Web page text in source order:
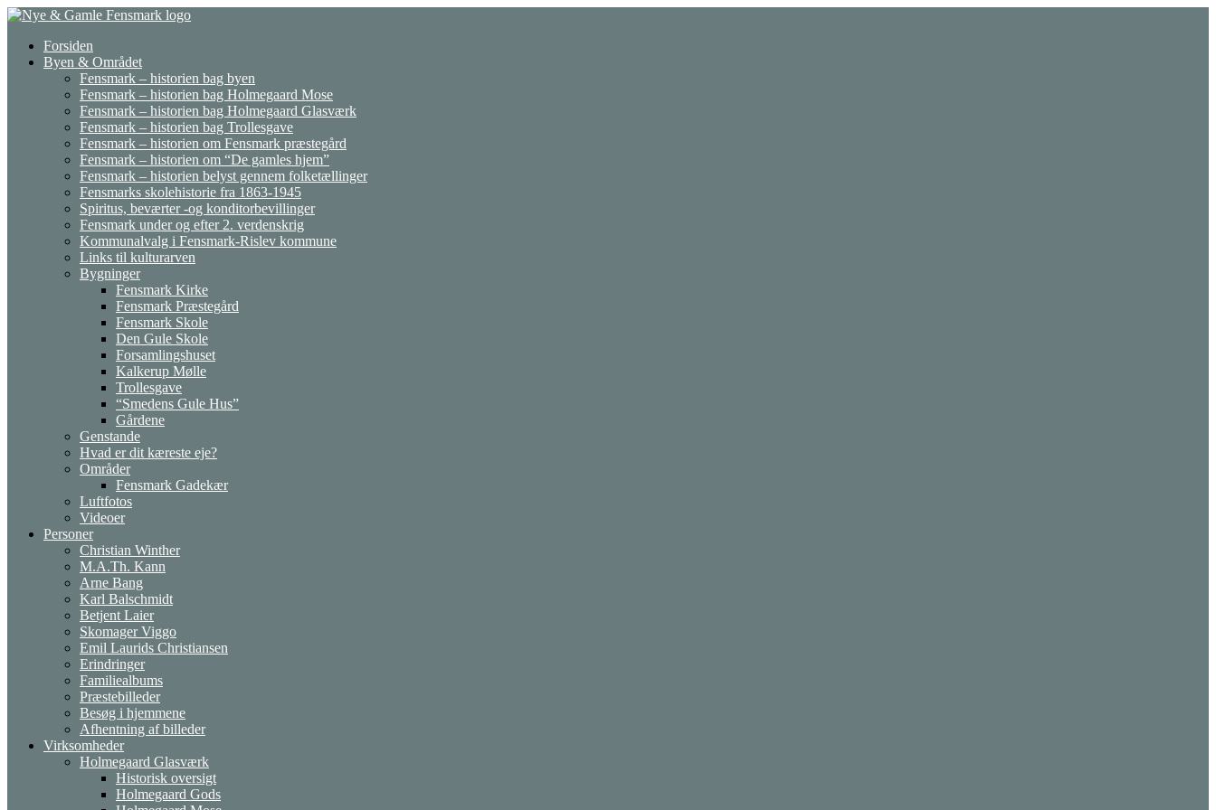
Gå
indholdForsiden
Byen & Området
Fensmark – historien bag byen
Fensmark – historien bag Holmegaard Mose
Fensmark – historien bag Holmegaard Glasværk
Fensmark – historien bag Trollesgave
Fensmark – historien om Fensmark præstegård
Fensmark – historien om “De gamles hjem”
Fensmark – historien belyst gennem folketællinger
Fensmarks skolehistorie fra 1863-1945
Spiritus, beværter -og konditorbevillinger
Fensmark under og efter 2. verdenskrig
Kommunalvalg i Fensmark-Rislev kommune
Links til kulturarven
Bygninger
Fensmark Kirke
Fensmark Præstegård
Fensmark Skole
Den Gule Skole
Forsamlingshuset
Kalkerup Mølle
Trollesgave
“Smedens Gule Hus”
Gårdene
Genstande
Hvad er dit kæreste eje?
Områder
Fensmark Gadekær
Luftfotos
Videoer
Personer
Christian Winther
M.A.Th. Kann
Arne Bang
Karl Balschmidt
Betjent Laier
Skomager Viggo
Emil Laurids Christiansen
Erindringer
Familiealbums
Præstebilleder
Besøg i hjemmene
Afhentning af billeder
Virksomheder
Holmegaard Glasværk
Historisk oversigt
Holmegaard Gods